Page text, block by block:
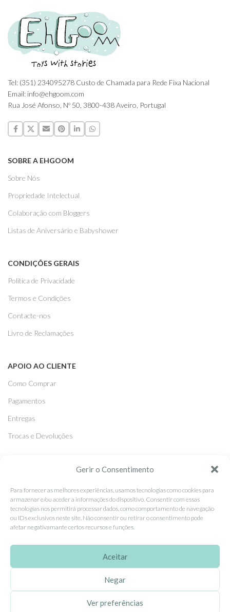
Gerir o Consentimento
Para fornecer as melhores experiências, usamos tecnologias como cookies para
armazenar e/ou aceder a informações do dispositivo. Consentir com essas
tecnologias nos permitirá processar dados, como comportamento de navegação
ou IDs exclusivos neste site. Não consentir ou retirar o consentimento pode
afetar negativamante certos recursos e funções.
Aceitar
Negar
Ver preferências
Tel: (351) 234095278 Custo de Chamada para Rede Fixa Nacional
Email: info@ehgoom.com
Rua José Afonso, Nº 50, 3800-438 Aveiro, Portugal
SOBRE A EHGOOM
Sobre Nós
Propriedade Intelectual
Colaboração com Bloggers
Listas de Aniversário e Babyshower
CONDIÇÕES GERAIS
Politica de Privacidade
Termos e Condições
Contacte-nos
Livro de Reclamações
APOIO AO CLIENTE
Como Comprar
Pagamentos
Entregas
Trocas e Devoluções
Facebook
Instagram
Pinterest
EhGoom2026 Criado porDumbanengue, Lda.